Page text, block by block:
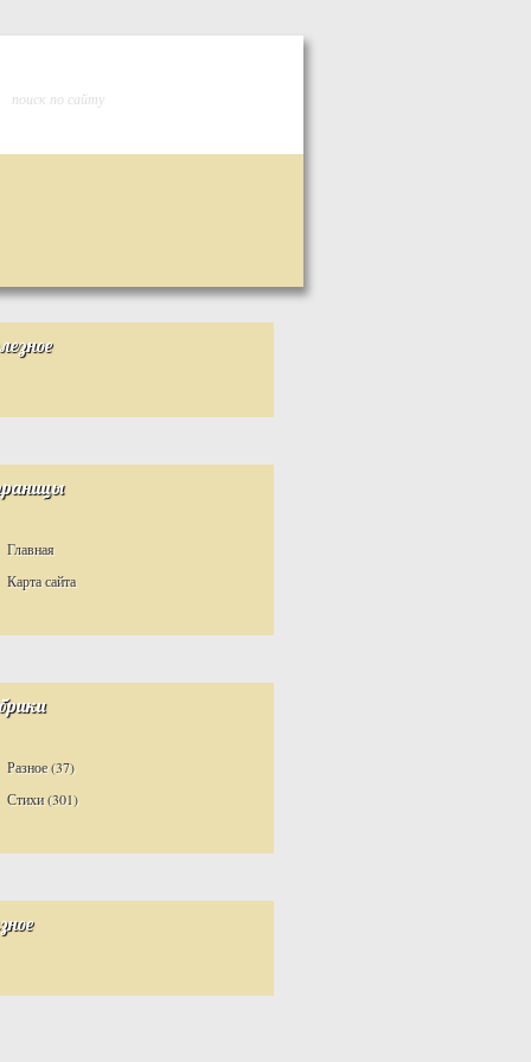
Главная
Карта сайта
Разное(37)
Стихи(301)